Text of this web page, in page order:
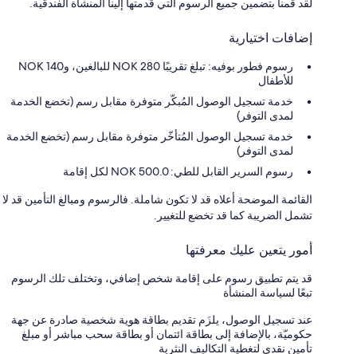
لقد قمنا بتضمين جميع الرسوم التي قدمتها إلينا المنشأة الفندقية.
إضافات اختيارية
رسوم فطور بوفيه: تبلغ تقريبًا NOK 280 للبالغين، وNOK 140
للأطفال
خدمة تسجيل الوصول المُبكّر متوفرة مقابل رسم (تخضع الخدمة
لمدى التوفر)
خدمة تسجيل الوصول المُتأخّر متوفرة مقابل رسم (تخضع الخدمة
لمدى التوفر)
رسوم السرير القابل للطي: 500.0 NOK لكل إقامة
القائمة الموضحة أعلاه قد لا تكون شاملة. فالرسوم ومبالغ التأمين قد لا
تشمل الضريبة كما قد تخضع للتغيير.
أمور يتعين عليك معرفتها
قد يتم تطبيق رسوم على إقامة شخص إضافي، وتختلف تلك الرسوم
تبعًا لسياسة المنشأة
عند تسجيل الوصول، يلزَم تقديم بطاقة هوية شخصية صادرة عن جهة
حكوميّة، بالإضافة إلى بطاقة ائتمان أو بطاقة سحب مباشر أو مبلغ
تأمين نقدي لتغطية التكاليف النثرية